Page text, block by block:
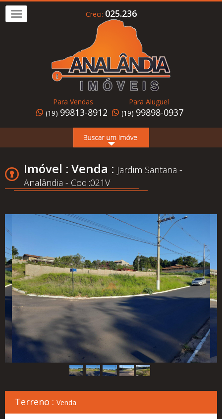
Alugar
Home
Somos
Conheça
Cadastre
Imóvel
Simulador
Financeiro
Localização
Contato
Creci: 025.236
Para Vendas
(19) 99813-8912
Para Aluguel
(19) 99898-0937
Imóvel : Venda : Jardim Santana -
Analândia - Cod.:021V
Terreno : Venda